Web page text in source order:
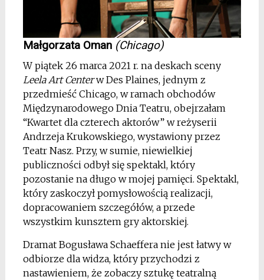
Małgorzata Oman (Chicago)
W piątek 26 marca 2021 r. na deskach sceny
Leela Art Centerw Des Plaines, jednym z
przedmieść Chicago, w ramach obchodów
Międzynarodowego Dnia Teatru, obejrzałam
“Kwartet dla czterech aktorów” w reżyserii
Andrzeja Krukowskiego, wystawiony przez
Teatr Nasz. Przy, w sumie, niewielkiej
publiczności odbył się spektakl, który
pozostanie na długo w mojej pamięci. Spektakl,
który zaskoczył pomysłowością realizacji,
dopracowaniem szczegółów, a przede
wszystkim kunsztem gry aktorskiej.
Dramat Bogusława Schaeffera nie jest łatwy w
odbiorze dla widza, który przychodzi z
nastawieniem, że zobaczy sztukę teatralną